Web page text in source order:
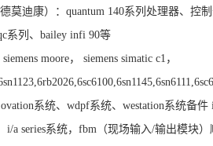
德莫迪康）：quantum 140系列处理器、控
系列、bailey infi 90等
moore， siemens simatic c1，
系统、wdpf系统、westation系统备件
i/a series系统，fbm（现场输入/输出模块